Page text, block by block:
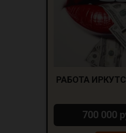
РАБОТА
700 000